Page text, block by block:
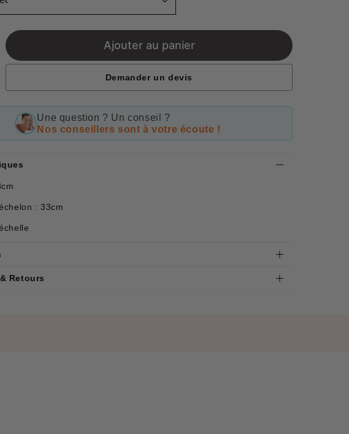
Ajouter au panier
Demander un devis
Une question ? Un conseil ?
Nos conseillers sont à votre écoute !
: 33cm
Retours